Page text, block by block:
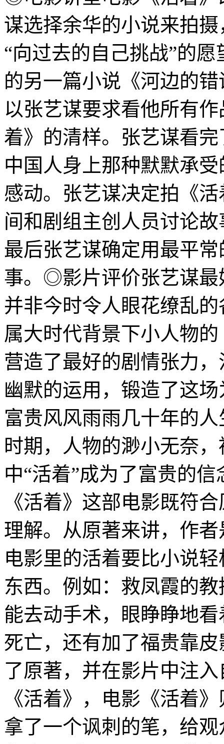
谋选择余华的小说来拍
“向过去的自己挑战”的
的另一篇小说《河边的
以张艺谋要求看他所有
着》的清样。张艺谋看
中国人身上那种默默承
感动。张艺谋决定拍《
间和剧组主创人员讨论
最后张艺谋确定用最平
事。◎影片评价张艺谋最
并非今时令人眼花缭乱
属大时代背景下小人物
营造了最好的剧情张力
幽默的运用，锻造了这
富贵风风雨雨几十年的
时期，人物的渺小无奈
中“活着”成为了富贵的
《活着》这部电影既符
理解。从原著来讲，作
电影里的活着要比小说
东西。例如：救凤霞的
能去动手术，眼睁睁地
死亡，还有加了福贵靠
了原著，并在影片中注
《活着》，电影《活着
拿了一个讽刺的笔，给